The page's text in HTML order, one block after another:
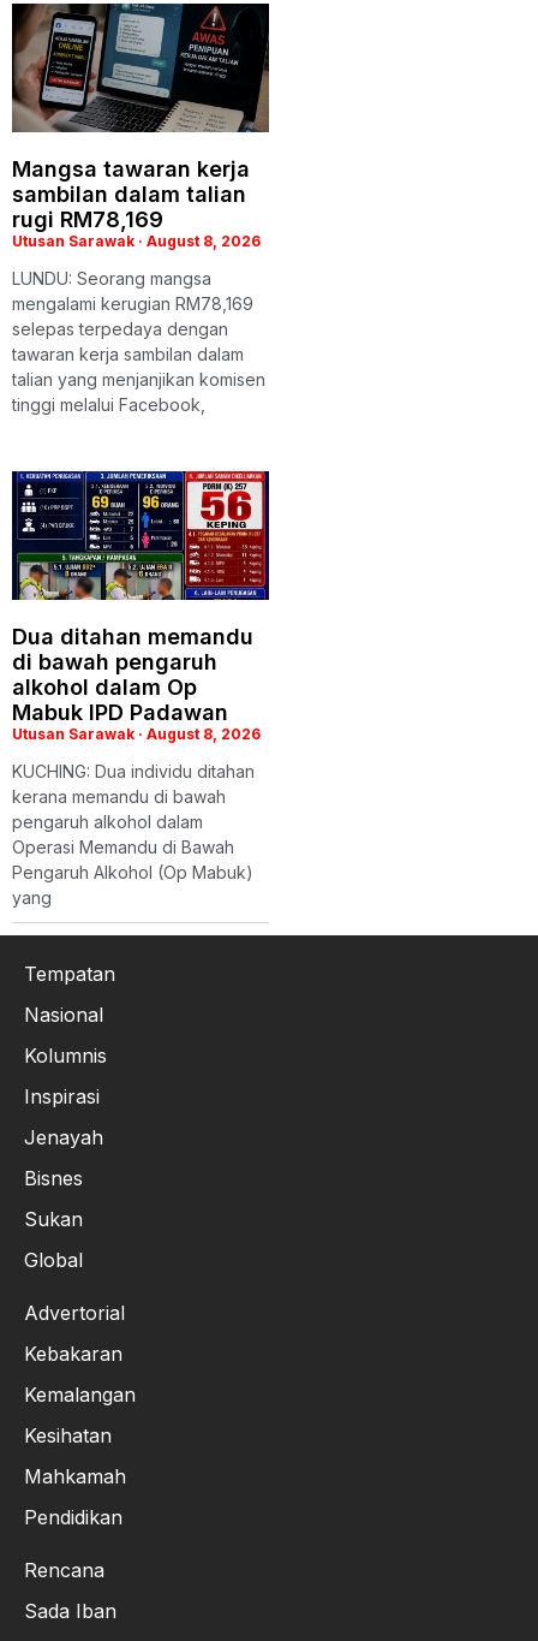
Mangsa tawaran kerja
sambilan dalam talian
rugi RM78,169
Utusan Sarawak August 8, 2026
LUNDU: Seorang mangsa
mengalami kerugian RM78,169
selepas terpedaya dengan
tawaran kerja sambilan dalam
talian yang menjanjikan komisen
tinggi melalui Facebook,
Dua ditahan memandu
di bawah pengaruh
alkohol dalam Op
Mabuk IPD Padawan
Utusan Sarawak August 8, 2026
KUCHING: Dua individu ditahan
kerana memandu di bawah
pengaruh alkohol dalam
Operasi Memandu di Bawah
Pengaruh Alkohol (Op Mabuk)
yang
Tempatan
Nasional
Kolumnis
Inspirasi
Jenayah
Bisnes
Sukan
Global
Advertorial
Kebakaran
Kemalangan
Kesihatan
Mahkamah
Pendidikan
Rencana
Sada Iban